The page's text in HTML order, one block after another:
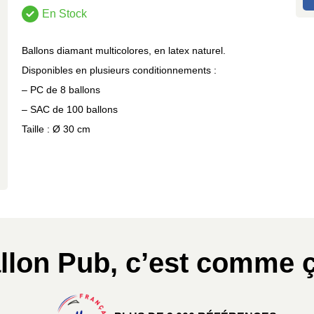
En Stock
Ballons diamant multicolores, en latex naturel.
Disponibles en plusieurs conditionnements :
– PC de 8 ballons
– SAC de 100 ballons
Taille : Ø 30 cm
Pub, c’est comme